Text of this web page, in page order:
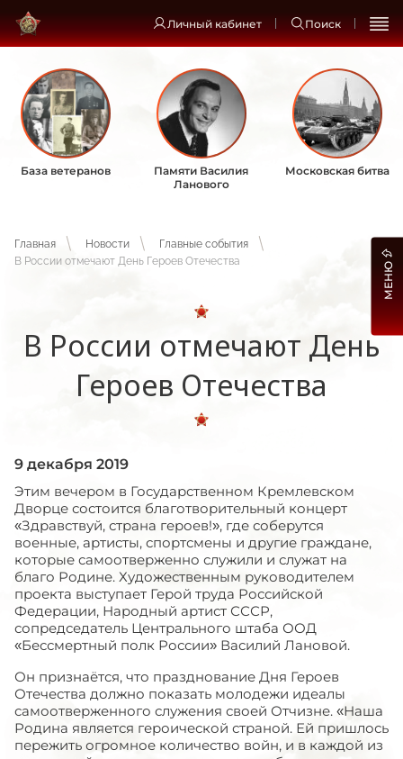
Личный кабинет Поиск
База ветеранов
Памяти Василия
Ланового
Московская битва
Главная Новости
Главные события
В России отмечают День Героев Отечества
В России отмечают День
Героев Отечества
9 декабря 2019
Этим вечером в Государственном Кремлевском
Дворце состоится благотворительный концерт
«Здравствуй, страна героев!», где соберутся
военные, артисты, спортсмены и другие граждане,
которые самоотверженно служили и служат на
благо Родине. Художественным руководителем
проекта выступает Герой труда Российской
Федерации, Народный артист СССР,
сопредседатель Центрального штаба ООД
«Бессмертный полк России» Василий Лановой.
Он признаётся, что празднование Дня Героев
Отечества должно показать молодежи идеалы
самоотверженного служения своей Отчизне. «Наша
Родина является героической страной. Ей пришлось
пережить огромное количество войн, и в каждой из
МЕНЮ